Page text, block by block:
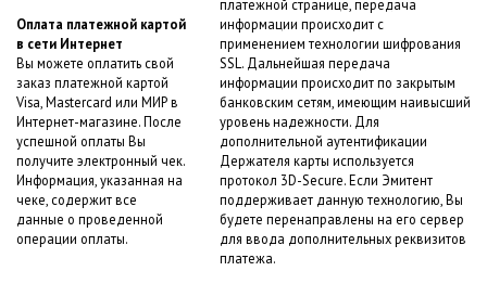
Оплата платежной картой
в сети Интернет
Вы можете оплатить свой
заказ платежной картой
Visa, Mastercard или МИР в
Интернет-магазине. После
успешной оплаты Вы
получите электронный чек.
Информация, указанная на
чеке, содержит все
данные о проведенной
операции оплаты.
платежной странице, передача
информации происходит с
применением технологии шифрования
SSL. Дальнейшая передача
информации происходит по закрытым
банковским сетям, имеющим наивысший
уровень надежности. Для
дополнительной аутентификации
Держателя карты используется
протокол 3D-Secure. Если Эмитент
поддерживает данную технологию, Вы
будете перенаправлены на его сервер
для ввода дополнительных реквизитов
платежа.